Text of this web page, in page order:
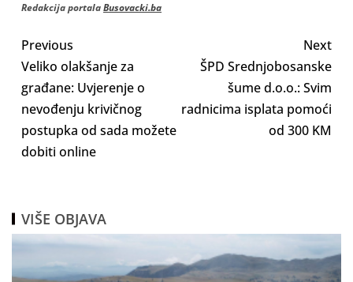
Redakcija portalaBusovacki.ba
Previous
Veliko olakšanje za
građane: Uvjerenje o
nevođenju krivičnog
postupka od sada možete
dobiti online
Next
ŠPD Srednjobosanske
šume d.o.o.: Svim
radnicima isplata pomoći
od 300 KM
VIŠE OBJAVA